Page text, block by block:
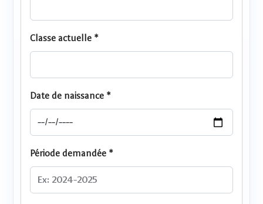
Classe actuelle *
Date de naissance *
Période demandée *